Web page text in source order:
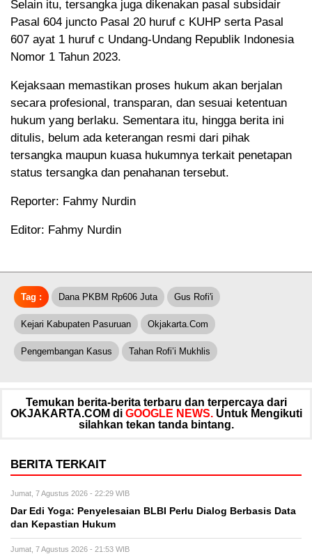
Selain itu, tersangka juga dikenakan pasal subsidair
Pasal 604 juncto Pasal 20 huruf c KUHP serta Pasal
607 ayat 1 huruf c Undang-Undang Republik Indonesia
Nomor 1 Tahun 2023.
Kejaksaan memastikan proses hukum akan berjalan
secara profesional, transparan, dan sesuai ketentuan
hukum yang berlaku. Sementara itu, hingga berita ini
ditulis, belum ada keterangan resmi dari pihak
tersangka maupun kuasa hukumnya terkait penetapan
status tersangka dan penahanan tersebut.
Reporter: Fahmy Nurdin
Editor: Fahmy Nurdin
Tag : Dana PKBM Rp606 Juta Gus Rofi'i
Kejari Kabupaten Pasuruan Okjakarta.com
Pengembangan Kasus Tahan Rofi’i Mukhlis
Temukan berita-berita terbaru dan terpercaya dari
OKJAKARTA.COM di GOOGLE NEWS. Untuk Mengikuti
silahkan tekan tanda bintang.
BERITA TERKAIT
Jumat, 7 Agustus 2026 - 22:29 WIB
Dar Edi Yoga: Penyelesaian BLBI Perlu Dialog Berbasis Data
dan Kepastian Hukum
Jumat, 7 Agustus 2026 - 21:53 WIB